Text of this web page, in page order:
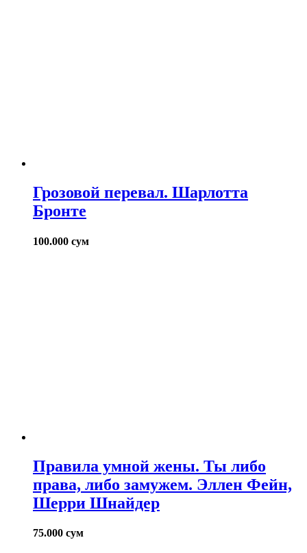
Грозовой перевал. Шарлотта
Бронте
100.000 сум
Правила умной жены. Ты либо
права, либо замужем. Эллен Фейн,
Шерри Шнайдер
75.000 сум